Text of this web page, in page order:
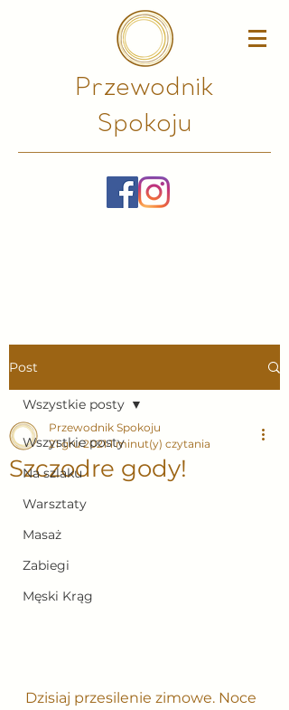
Przewodnik
Spokoju​
Post
Wszystkie posty
Na szlaku
Warsztaty
Masaż
Zabiegi
Męski Krąg
Wszystkie posty
Szczodre gody!
Przewodnik Spokoju
21 gru 2021 1 minut(y) czytania
Dzisiaj przesilenie zimowe. Noce